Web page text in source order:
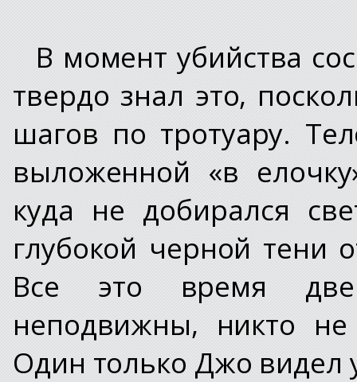
В момент убийства
твердо знал это,
шагов по тротуару.
выложенной «в
куда не добирался
глубокой черной тени
Все это время
неподвижны, никто
Один только Джо видел